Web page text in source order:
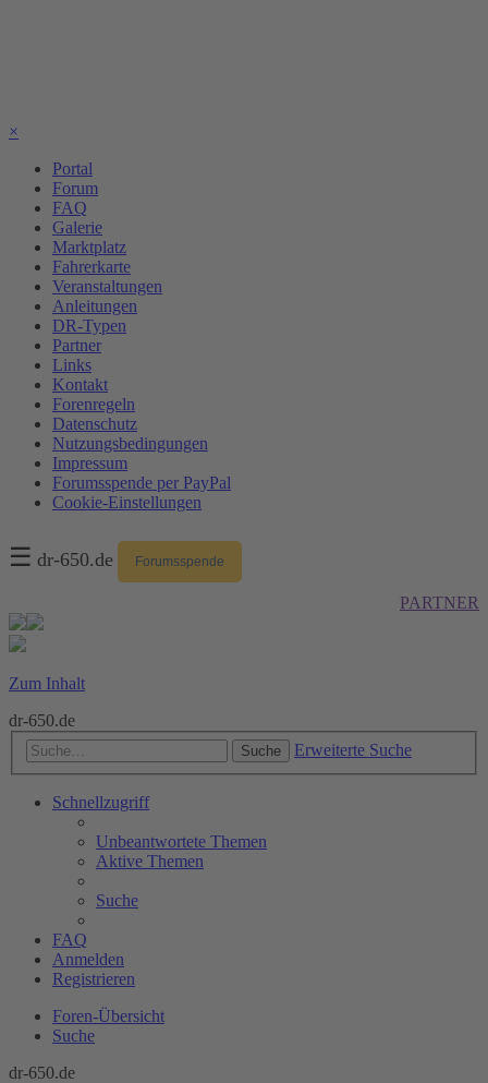
×
Portal
Forum
FAQ
Galerie
Marktplatz
Fahrerkarte
Veranstaltungen
Anleitungen
DR-Typen
Partner
Links
Kontakt
Forenregeln
Datenschutz
Nutzungsbedingungen
Impressum
Forumsspende per PayPal
Cookie-Einstellungen
☰ dr-650.de Forumsspende
PARTNER
Zum Inhalt
dr-650.de
Suche Erweiterte Suche
Schnellzugriff
Unbeantwortete Themen
Aktive Themen
Suche
FAQ
Anmelden
Registrieren
Foren-Übersicht
Suche
dr-650.de